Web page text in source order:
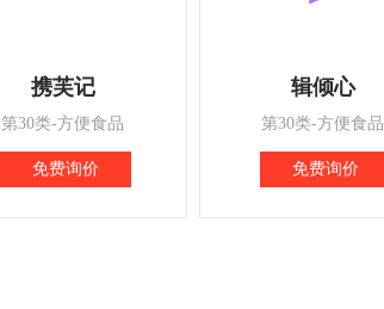
携芙记
第30类-方便食品
免费询价
辑倾心
第30类-方便食品
免费询价